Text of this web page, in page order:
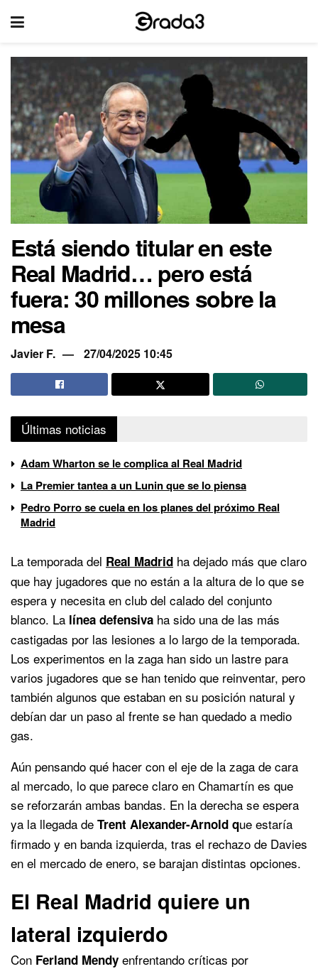
Está siendo titular en este
Real Madrid… pero está
fuera: 30 millones sobre la
mesa
Javier F. 27/04/2025 10:45
Últimas noticias
Adam Wharton se le complica al Real Madrid
La Premier tantea a un Lunin que se lo piensa
Pedro Porro se cuela en los planes del próximo Real
Madrid
La temporada del Real Madrid ha dejado más que claro
que hay jugadores que no están a la altura de lo que se
espera y necesita en club del calado del conjunto
blanco. La línea defensiva ha sido una de las más
castigadas por las lesiones a lo largo de la temporada.
Los experimentos en la zaga han sido un lastre para
varios jugadores que se han tenido que reinventar, pero
también algunos que estaban en su posición natural y
debían dar un paso al frente se han quedado a medio
gas.
Aún pensando qué hacer con el eje de la zaga de cara
al mercado, lo que parece claro en Chamartín es que
se reforzarán ambas bandas. En la derecha se espera
ya la llegada de Trent Alexander-Arnold que estaría
firmado y en banda izquierda, tras el rechazo de Davies
en el mercado de enero, se barajan distintas opciones.
El Real Madrid quiere un
lateral izquierdo
Con Ferland Mendy enfrentando críticas por